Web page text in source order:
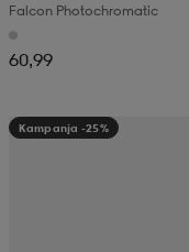
Falcon Photochromatic
60,99
Kampanja -25%